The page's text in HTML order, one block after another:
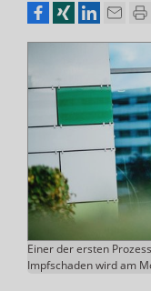
Einer der ersten
Impfschaden wird am